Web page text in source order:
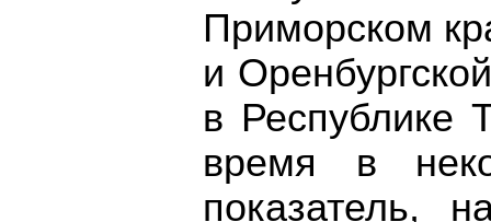
Приморском
и
в Республике
время в
показатель,